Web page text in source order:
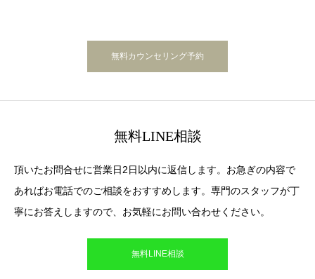
無料カウンセリング予約
無料LINE相談
頂いたお問合せに営業日2日以内に返信します。お急ぎの内容で
あればお電話でのご相談をおすすめします。専門のスタッフが丁
寧にお答えしますので、お気軽にお問い合わせください。
無料LINE相談